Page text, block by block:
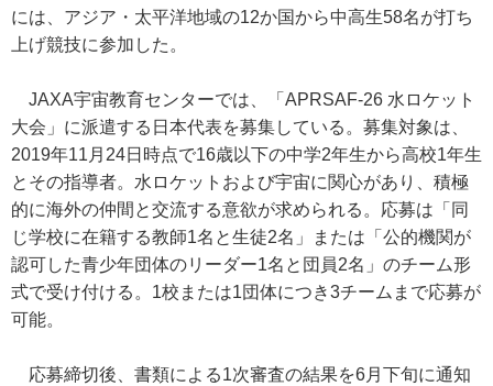
には、アジア・太平洋地域の12か国から中高生58名が打ち
上げ競技に参加した。
JAXA宇宙教育センターでは、「APRSAF-26 水ロケット
大会」に派遣する日本代表を募集している。募集対象は、
2019年11月24日時点で16歳以下の中学2年生から高校1年生
とその指導者。水ロケットおよび宇宙に関心があり、積極
的に海外の仲間と交流する意欲が求められる。応募は「同
じ学校に在籍する教師1名と生徒2名」または「公的機関が
認可した青少年団体のリーダー1名と団員2名」のチーム形
式で受け付ける。1校または1団体につき3チームまで応募が
可能。
応募締切後、書類による1次審査の結果を6月下旬に通知